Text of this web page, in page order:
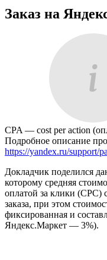
Заказ на
CPA — cost per action
Подробное описание
https://yandex.ru/support/
Докладчик поделился
которому средняя
оплатой за клики (CPC)
заказа, при этом
фиксированная и
Яндекс.Маркет — 3%).